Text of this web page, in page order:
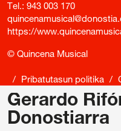
Gerardo
Donostiarra
Tel.: 943 003 170
https://
© Quincena Musical
/ Pribatutasun politika /
Sarrerak erosteko baldintza